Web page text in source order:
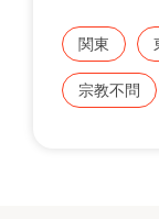
◆設備は休憩
備面でも安
関東
宗教不問